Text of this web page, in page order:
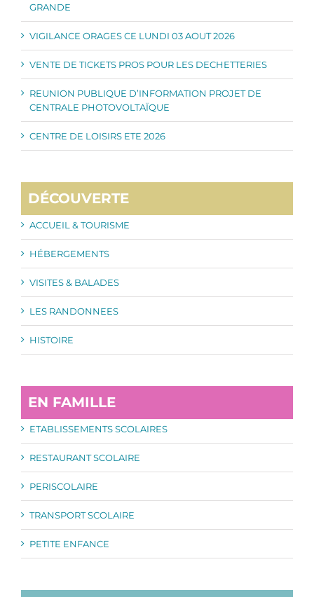
GRANDE
VIGILANCE ORAGES CE LUNDI 03 AOUT 2026
VENTE DE TICKETS PROS POUR LES DECHETTERIES
REUNION PUBLIQUE D’INFORMATION PROJET DE
CENTRALE PHOTOVOLTAÏQUE
CENTRE DE LOISIRS ETE 2026
DÉCOUVERTE
ACCUEIL & TOURISME
HÉBERGEMENTS
VISITES & BALADES
LES RANDONNEES
HISTOIRE
EN FAMILLE
ETABLISSEMENTS SCOLAIRES
RESTAURANT SCOLAIRE
PERISCOLAIRE
TRANSPORT SCOLAIRE
PETITE ENFANCE